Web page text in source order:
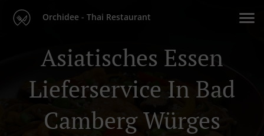
Orchidee - Thai Restaurant
Asiatisches Essen
Lieferservice In Bad
Camberg Würges